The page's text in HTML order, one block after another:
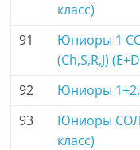
класс)
91
Юниоры 1
(Ch,S,R,J)
92
Юниоры 1+2,
93
Юниоры
класс)